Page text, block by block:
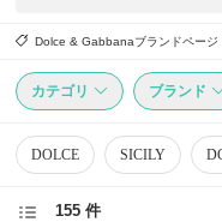
Dolce & Gabbanaブランドページ
カテゴリ ブランド
DOLCE SICILY
155 件